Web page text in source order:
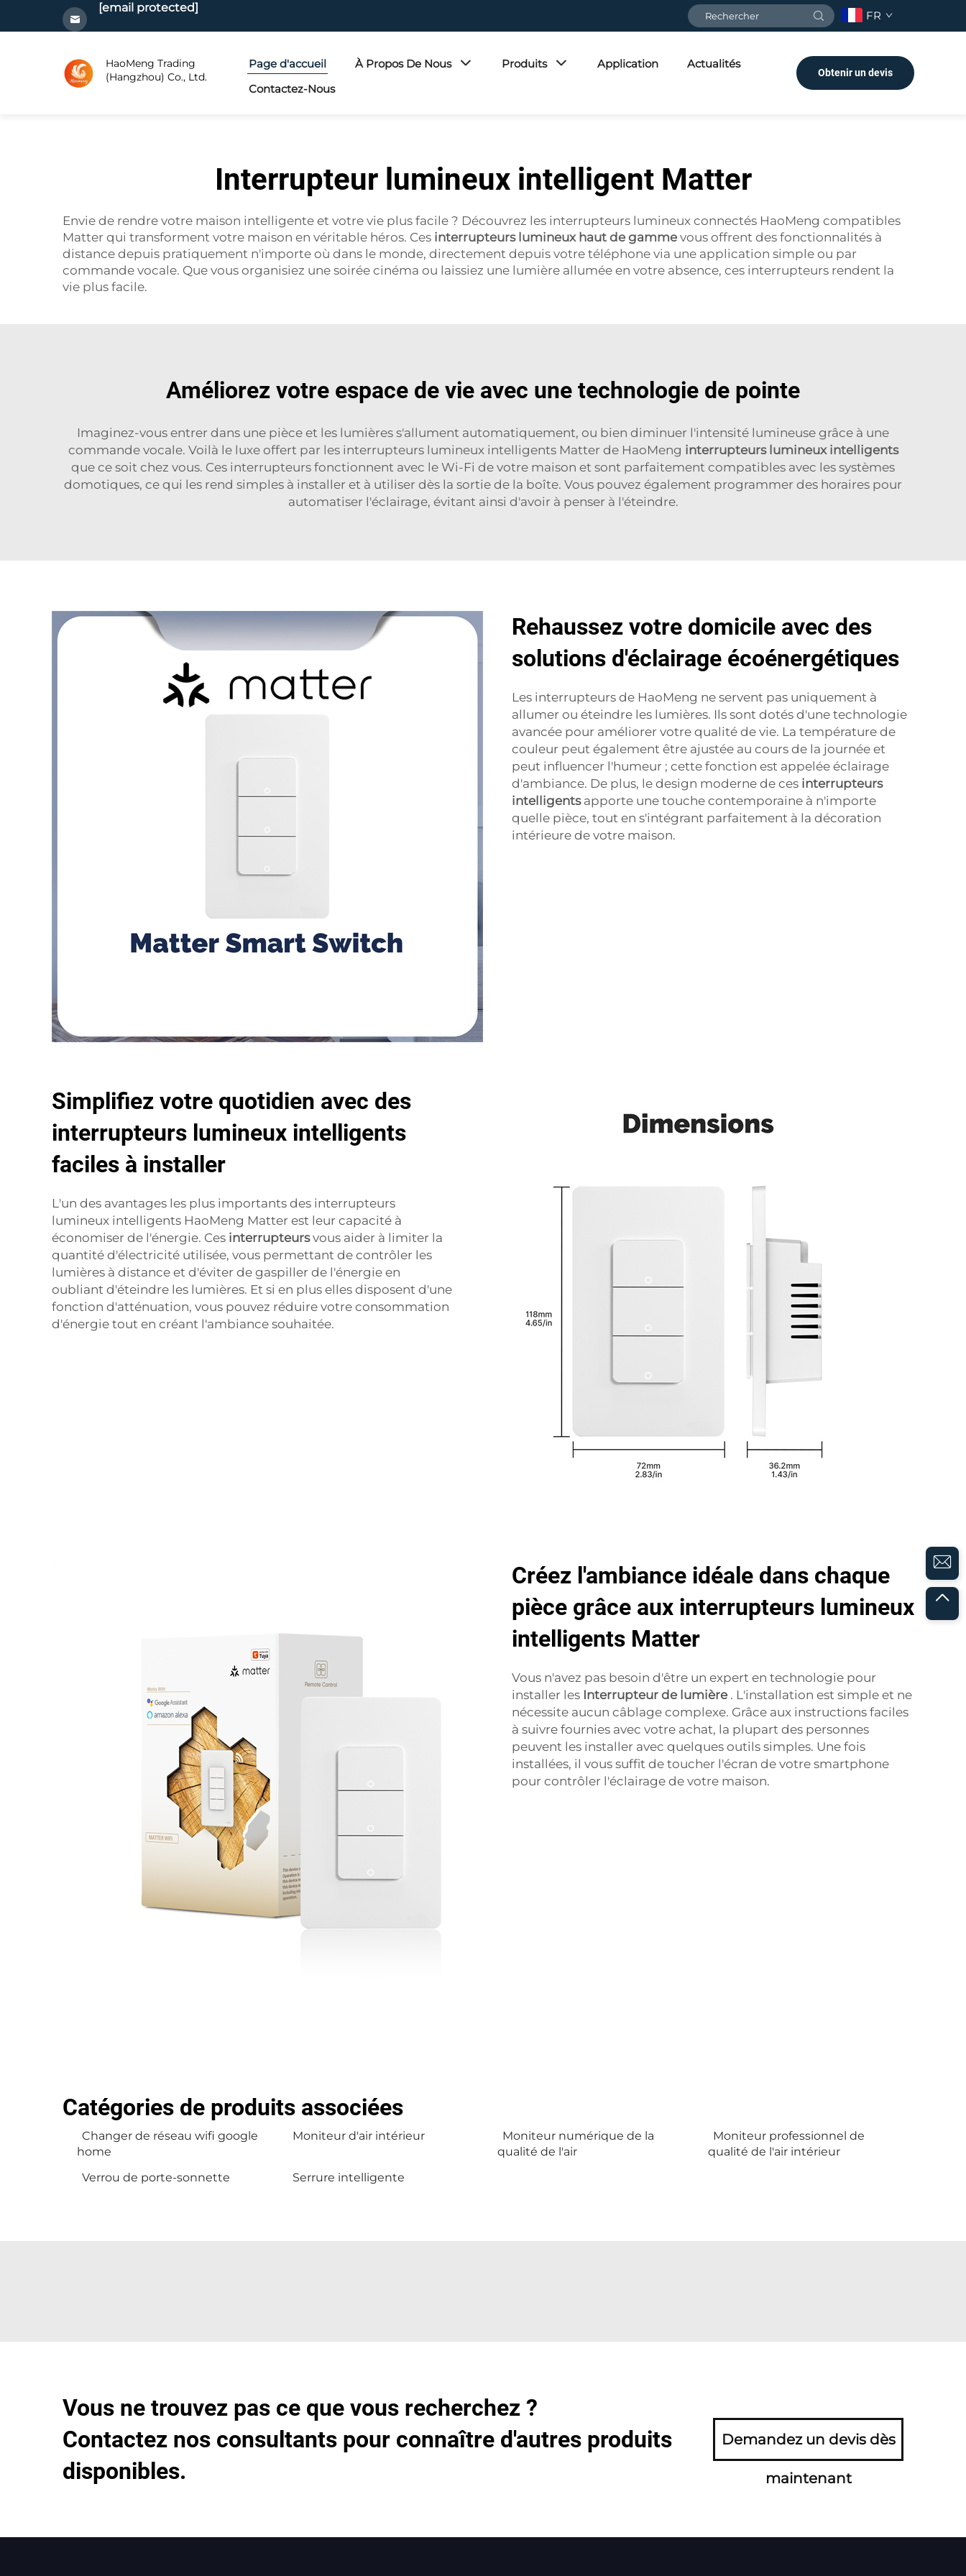
[email protected]
FR
HaoMeng Trading
(Hangzhou) Co., Ltd.
Page d'accueil À Propos De Nous Produits Application
Actualités
Contactez-Nous
Obtenir un devis
Interrupteur lumineux intelligent Matter
Envie de rendre votre maison intelligente et votre vie plus facile ? Découvrez les interrupteurs lumineux connectés HaoMeng compatibles
Matter qui transforment votre maison en véritable héros. Ces interrupteurs lumineux haut de gamme vous offrent des fonctionnalités à
distance depuis pratiquement n'importe où dans le monde, directement depuis votre téléphone via une application simple ou par
commande vocale. Que vous organisiez une soirée cinéma ou laissiez une lumière allumée en votre absence, ces interrupteurs rendent la
vie plus facile.
Améliorez votre espace de vie avec une technologie de pointe
Imaginez-vous entrer dans une pièce et les lumières s'allument automatiquement, ou bien diminuer l'intensité lumineuse grâce à une
commande vocale. Voilà le luxe offert par les interrupteurs lumineux intelligents Matter de HaoMeng interrupteurs lumineux intelligents
que ce soit chez vous. Ces interrupteurs fonctionnent avec le Wi-Fi de votre maison et sont parfaitement compatibles avec les systèmes
domotiques, ce qui les rend simples à installer et à utiliser dès la sortie de la boîte. Vous pouvez également programmer des horaires pour
automatiser l'éclairage, évitant ainsi d'avoir à penser à l'éteindre.
Rehaussez votre domicile avec des
solutions d'éclairage écoénergétiques
Les interrupteurs de HaoMeng ne servent pas uniquement à
allumer ou éteindre les lumières. Ils sont dotés d'une technologie
avancée pour améliorer votre qualité de vie. La température de
couleur peut également être ajustée au cours de la journée et
peut influencer l'humeur ; cette fonction est appelée éclairage
d'ambiance. De plus, le design moderne de ces interrupteurs
intelligents apporte une touche contemporaine à n'importe
quelle pièce, tout en s'intégrant parfaitement à la décoration
intérieure de votre maison.
Simplifiez votre quotidien avec des
interrupteurs lumineux intelligents
faciles à installer
L'un des avantages les plus importants des interrupteurs
lumineux intelligents HaoMeng Matter est leur capacité à
économiser de l'énergie. Ces interrupteursvous aider à limiter la
quantité d'électricité utilisée, vous permettant de contrôler les
lumières à distance et d'éviter de gaspiller de l'énergie en
oubliant d'éteindre les lumières. Et si en plus elles disposent d'une
fonction d'atténuation, vous pouvez réduire votre consommation
d'énergie tout en créant l'ambiance souhaitée.
Créez l'ambiance idéale dans chaque
pièce grâce aux interrupteurs lumineux
intelligents Matter
Vous n'avez pas besoin d'être un expert en technologie pour
installer les Interrupteur de lumière . L'installation est simple et ne
nécessite aucun câblage complexe. Grâce aux instructions faciles
à suivre fournies avec votre achat, la plupart des personnes
peuvent les installer avec quelques outils simples. Une fois
installées, il vous suffit de toucher l'écran de votre smartphone
pour contrôler l'éclairage de votre maison.
Catégories de produits associées
Changer de réseau wifi google
home
Moniteur d'air intérieur
Moniteur numérique de la
qualité de l'air
Moniteur professionnel de
qualité de l'air intérieur
Verrou de porte-sonnette
Serrure intelligente
Vous ne trouvez pas ce que vous recherchez ?
Contactez nos consultants pour connaître d'autres produits
disponibles.
Demandez un devis dès
maintenant